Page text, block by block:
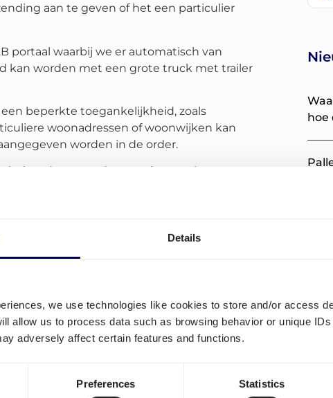
Details
we use technologies like cookies to store and/or access
allow us to process data such as browsing behavior or unique
adversely affect certain features and functions.
Preferences Statistics
aan te geven of het een particulier
portaal waarbij we er automatisch van
kan worden met een grote truck met trailer
beperkte toegankelijkheid, zoals
woonadressen of woonwijken kan
worden in de order.
duurder, want de route is complexer en
de B2C verzenddiensten van Quicargo.
pakketten naar
hoe